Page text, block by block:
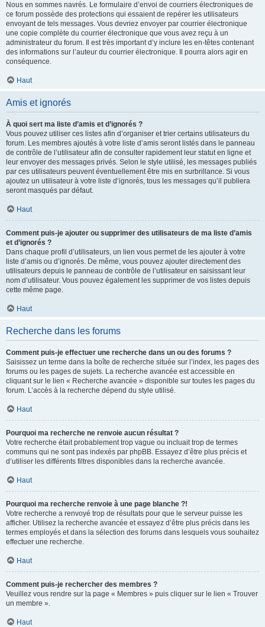
Nous en sommes navrés. Le formulaire d’envoi de courriers électroniques de
ce forum possède des protections qui essaient de repérer les utilisateurs
envoyant de tels messages. Vous devriez envoyer par courrier électronique
une copie complète du courrier électronique que vous avez reçu à un
administrateur du forum. Il est très important d’y inclure les en-têtes contenant
des informations sur l’auteur du courrier électronique. Il pourra alors agir en
conséquence.
Haut
Amis et ignorés
À quoi sert ma liste d’amis et d’ignorés ?
Vous pouvez utiliser ces listes afin d’organiser et trier certains utilisateurs du
forum. Les membres ajoutés à votre liste d’amis seront listés dans le panneau
de contrôle de l’utilisateur afin de consulter rapidement leur statut en ligne et
leur envoyer des messages privés. Selon le style utilisé, les messages publiés
par ces utilisateurs peuvent éventuellement être mis en surbrillance. Si vous
ajoutez un utilisateur à votre liste d’ignorés, tous les messages qu’il publiera
seront masqués par défaut.
Haut
Comment puis-je ajouter ou supprimer des utilisateurs de ma liste d’amis
et d’ignorés ?
Dans chaque profil d’utilisateurs, un lien vous permet de les ajouter à votre
liste d’amis ou d’ignorés. De même, vous pouvez ajouter directement des
utilisateurs depuis le panneau de contrôle de l’utilisateur en saisissant leur
nom d’utilisateur. Vous pouvez également les supprimer de vos listes depuis
cette même page.
Haut
Recherche dans les forums
Comment puis-je effectuer une recherche dans un ou des forums ?
Saisissez un terme dans la boîte de recherche située sur l’index, les pages des
forums ou les pages de sujets. La recherche avancée est accessible en
cliquant sur le lien « Recherche avancée » disponible sur toutes les pages du
forum. L’accès à la recherche dépend du style utilisé.
Haut
Pourquoi ma recherche ne renvoie aucun résultat ?
Votre recherche était probablement trop vague ou incluait trop de termes
communs qui ne sont pas indexés par phpBB. Essayez d’être plus précis et
d’utiliser les différents filtres disponibles dans la recherche avancée.
Haut
Pourquoi ma recherche renvoie à une page blanche ?!
Votre recherche a renvoyé trop de résultats pour que le serveur puisse les
afficher. Utilisez la recherche avancée et essayez d’être plus précis dans les
termes employés et dans la sélection des forums dans lesquels vous souhaitez
effectuer une recherche.
Haut
Comment puis-je rechercher des membres ?
Veuillez vous rendre sur la page « Membres » puis cliquer sur le lien « Trouver
un membre ».
Haut